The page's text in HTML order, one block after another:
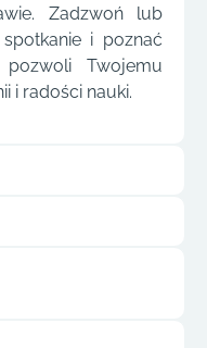
Zadzwoń lub
i poznać
Twojemu
i radości nauki.